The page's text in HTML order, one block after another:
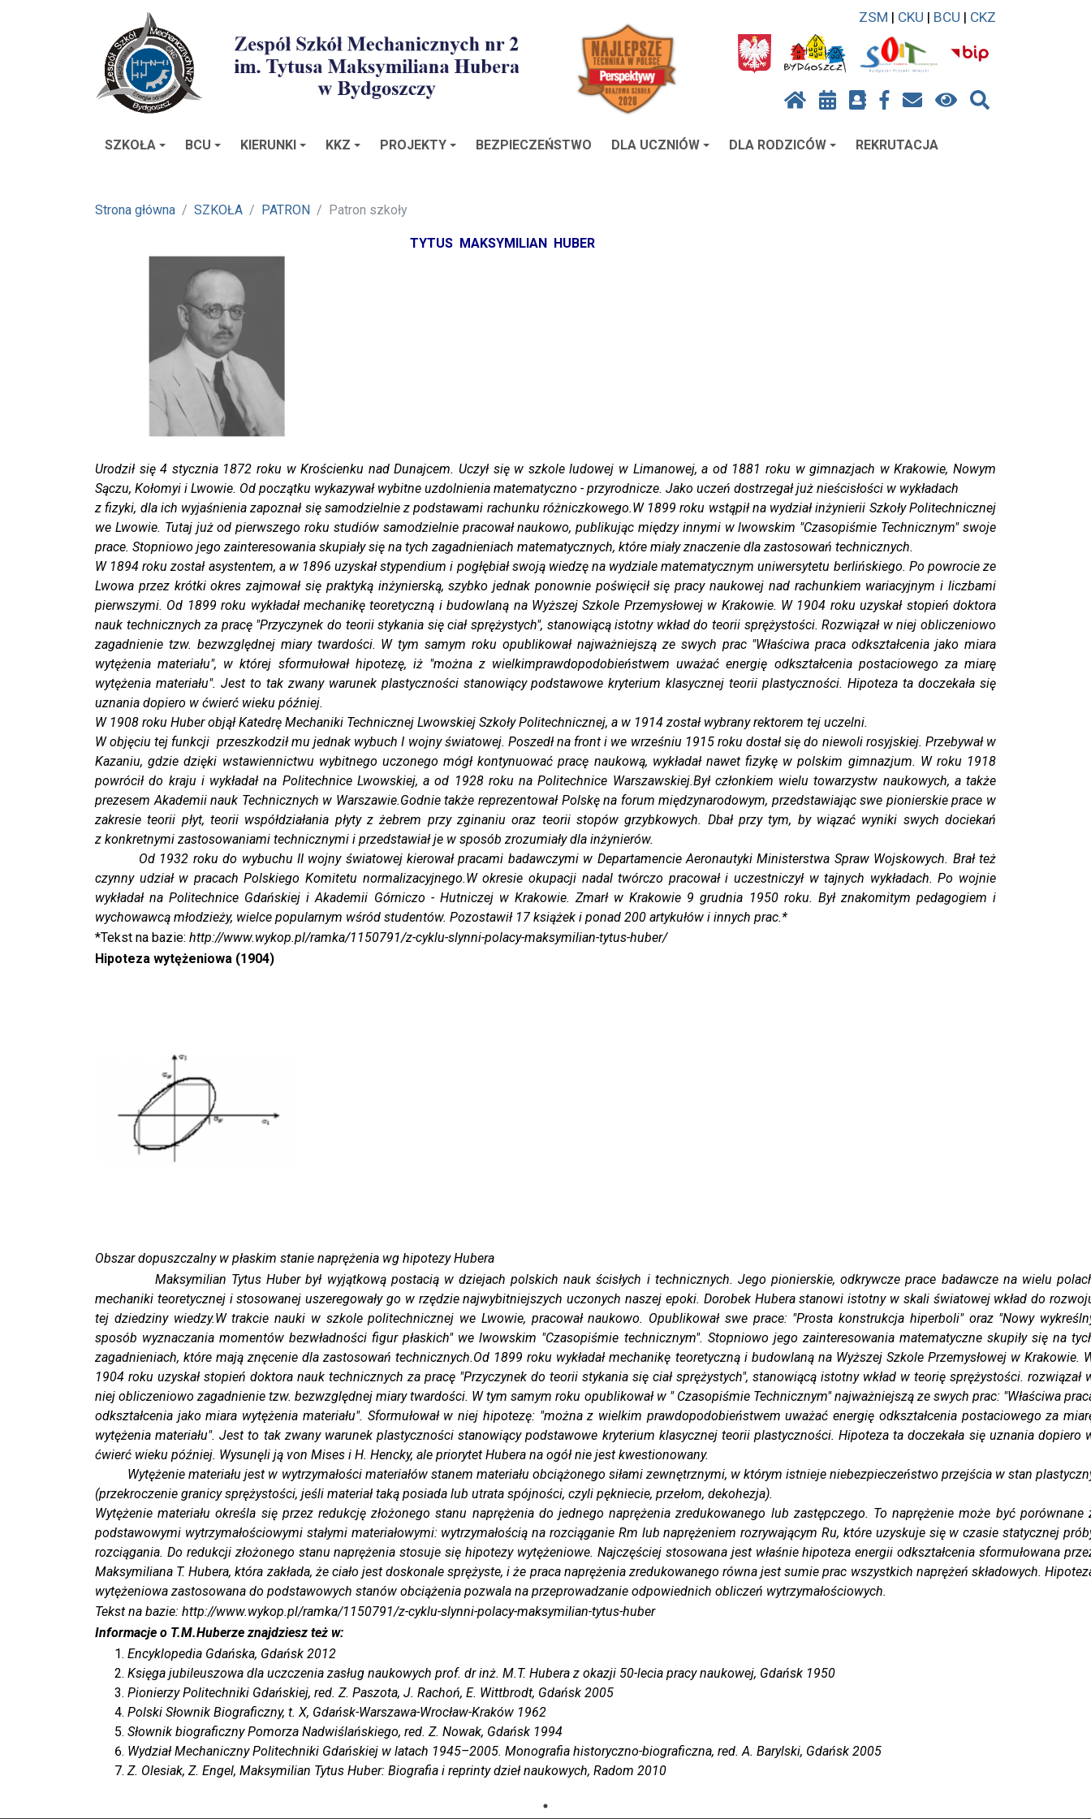
ZSM | CKU | BCU | CKZ
SZKOŁA BCU KIERUNKI KKZ PROJEKTY BEZPIECZEŃSTWO DLA UCZNIÓW DLA RODZICÓW REKRUTACJA
Strona główna SZKOŁA PATRON Patron szkoły
TYTUS MAKSYMILIAN HUBER
Urodził się 4 stycznia 1872 roku w Krościenku nad Dunajcem. Uczył się w szkole ludowej w Limanowej, a od 1881 roku w gimnazjach w Krakowie, Nowym
Sączu, Kołomyi i Lwowie. Od początku wykazywał wybitne uzdolnienia matematyczno - przyrodnicze. Jako uczeń dostrzegał już nieścisłości w wykładach
z fizyki, dla ich wyjaśnienia zapoznał się samodzielnie z podstawami rachunku różniczkowego.W 1899 roku wstąpił na wydział inżynierii Szkoły Politechnicznej
we Lwowie. Tutaj już od pierwszego roku studiów samodzielnie pracował naukowo, publikując między innymi w lwowskim "Czasopiśmie Technicznym" swoje
prace. Stopniowo jego zainteresowania skupiały się na tych zagadnieniach matematycznych, które miały znaczenie dla zastosowań technicznych.
W 1894 roku został asystentem, a w 1896 uzyskał stypendium i pogłębiał swoją wiedzę na wydziale matematycznym uniwersytetu berlińskiego. Po powrocie ze
Lwowa przez krótki okres zajmował się praktyką inżynierską, szybko jednak ponownie poświęcił się pracy naukowej nad rachunkiem wariacyjnym i liczbami
pierwszymi. Od 1899 roku wykładał mechanikę teoretyczną i budowlaną na Wyższej Szkole Przemysłowej w Krakowie. W 1904 roku uzyskał stopień doktora
nauk technicznych za pracę "Przyczynek do teorii stykania się ciał sprężystych", stanowiącą istotny wkład do teorii sprężystości. Rozwiązał w niej obliczeniowo
zagadnienie tzw. bezwzględnej miary twardości. W tym samym roku opublikował najważniejszą ze swych prac "Właściwa praca odkształcenia jako miara
wytężenia materiału", w której sformułował hipotezę, iż "można z wielkimprawdopodobieństwem uważać energię odkształcenia postaciowego za miarę
wytężenia materiału". Jest to tak zwany warunek plastyczności stanowiący podstawowe kryterium klasycznej teorii plastyczności. Hipoteza ta doczekała się
uznania dopiero w ćwierć wieku później.
W 1908 roku Huber objął Katedrę Mechaniki Technicznej Lwowskiej Szkoły Politechnicznej, a w 1914 został wybrany rektorem tej uczelni.
W objęciu tej funkcji przeszkodził mu jednak wybuch I wojny światowej. Poszedł na front i we wrześniu 1915 roku dostał się do niewoli rosyjskiej. Przebywał w
Kazaniu, gdzie dzięki wstawiennictwu wybitnego uczonego mógł kontynuować pracę naukową, wykładał nawet fizykę w polskim gimnazjum. W roku 1918
powrócił do kraju i wykładał na Politechnice Lwowskiej, a od 1928 roku na Politechnice Warszawskiej.Był członkiem wielu towarzystw naukowych, a także
prezesem Akademii nauk Technicznych w Warszawie.Godnie także reprezentował Polskę na forum międzynarodowym, przedstawiając swe pionierskie prace w
zakresie teorii płyt, teorii współdziałania płyty z żebrem przy zginaniu oraz teorii stopów grzybkowych. Dbał przy tym, by wiązać wyniki swych dociekań
z konkretnymi zastosowaniami technicznymi i przedstawiał je w sposób zrozumiały dla inżynierów.
Od 1932 roku do wybuchu II wojny światowej kierował pracami badawczymi w Departamencie Aeronautyki Ministerstwa Spraw Wojskowych. Brał też
czynny udział w pracach Polskiego Komitetu normalizacyjnego.W okresie okupacji nadal twórczo pracował i uczestniczył w tajnych wykładach. Po wojnie
wykładał na Politechnice Gdańskiej i Akademii Górniczo - Hutniczej w Krakowie. Zmarł w Krakowie 9 grudnia 1950 roku. Był znakomitym pedagogiem i
wychowawcą młodzieży, wielce popularnym wśród studentów. Pozostawił 17 książek i ponad 200 artykułów i innych prac.*
*Tekst na bazie: http://www.wykop.pl/ramka/1150791/z-cyklu-slynni-polacy-maksymilian-tytus-huber/
Hipoteza wytężeniowa (1904)
Obszar dopuszczalny w płaskim stanie naprężenia wg hipotezy Hubera
Maksymilian Tytus Huber był wyjątkową postacią w dziejach polskich nauk ścisłych i technicznych. Jego pionierskie, odkrywcze prace badawcze na wielu
mechaniki teoretycznej i stosowanej uszeregowały go w rzędzie najwybitniejszych uczonych naszej epoki. Dorobek Hubera stanowi istotny w skali światowej wkład do
tej dziedziny wiedzy.W trakcie nauki w szkole politechnicznej we Lwowie, pracował naukowo. Opublikował swe prace: "Prosta konstrukcja hiperboli" oraz "Nowy
sposób wyznaczania momentów bezwładności figur płaskich" we lwowskim "Czasopiśmie technicznym". Stopniowo jego zainteresowania matematyczne skupiły się na
zagadnieniach, które mają znęcenie dla zastosowań technicznych.Od 1899 roku wykładał mechanikę teoretyczną i budowlaną na Wyższej Szkole Przemysłowej w Krakowie.
1904 roku uzyskał stopień doktora nauk technicznych za pracę "Przyczynek do teorii stykania się ciał sprężystych", stanowiącą istotny wkład w teorię sprężystości. rozwiązał
niej obliczeniowo zagadnienie tzw. bezwzględnej miary twardości. W tym samym roku opublikował w " Czasopiśmie Technicznym" najważniejszą ze swych prac: "Właściwa
odkształcenia jako miara wytężenia materiału". Sformułował w niej hipotezę: "można z wielkim prawdopodobieństwem uważać energię odkształcenia postaciowego za
wytężenia materiału". Jest to tak zwany warunek plastyczności stanowiący podstawowe kryterium klasycznej teorii plastyczności. Hipoteza ta doczekała się uznania dopiero
ćwierć wieku później. Wysunęli ją von Mises i H. Hencky, ale priorytet Hubera na ogół nie jest kwestionowany.
Wytężenie materiału jest w wytrzymałości materiałów stanem materiału obciążonego siłami zewnętrznymi, w którym istnieje niebezpieczeństwo przejścia w stan
(przekroczenie granicy sprężystości, jeśli materiał taką posiada lub utrata spójności, czyli pękniecie, przełom, dekohezja).
Wytężenie materiału określa się przez redukcję złożonego stanu naprężenia do jednego naprężenia zredukowanego lub zastępczego. To naprężenie może być porównane
podstawowymi wytrzymałościowymi stałymi materiałowymi: wytrzymałością na rozciąganie Rm lub naprężeniem rozrywającym Ru, które uzyskuje się w czasie statycznej
rozciągania. Do redukcji złożonego stanu naprężenia stosuje się hipotezy wytężeniowe. Najczęściej stosowana jest właśnie hipoteza energii odkształcenia sformułowana
Maksymiliana T. Hubera, która zakłada, że ciało jest doskonale sprężyste, i że praca naprężenia zredukowanego równa jest sumie prac wszystkich naprężeń składowych.
wytężeniowa zastosowana do podstawowych stanów obciążenia pozwala na przeprowadzanie odpowiednich obliczeń wytrzymałościowych.
Tekst na bazie: http://www.wykop.pl/ramka/1150791/z-cyklu-slynni-polacy-maksymilian-tytus-huber
Informacje o T.M.Huberze znajdziesz też w:
Encyklopedia Gdańska, Gdańsk 2012
Księga jubileuszowa dla uczczenia zasług naukowych prof. dr inż. M.T. Hubera z okazji 50-lecia pracy naukowej, Gdańsk 1950
Pionierzy Politechniki Gdańskiej, red. Z. Paszota, J. Rachoń, E. Wittbrodt, Gdańsk 2005
Polski Słownik Biograficzny, t. X, Gdańsk-Warszawa-Wrocław-Kraków 1962
Słownik biograficzny Pomorza Nadwiślańskiego, red. Z. Nowak, Gdańsk 1994
Wydział Mechaniczny Politechniki Gdańskiej w latach 1945–2005. Monografia historyczno-biograficzna, red. A. Barylski, Gdańsk 2005
Z. Olesiak, Z. Engel, Maksymilian Tytus Huber: Biografia i reprinty dzieł naukowych, Radom 2010